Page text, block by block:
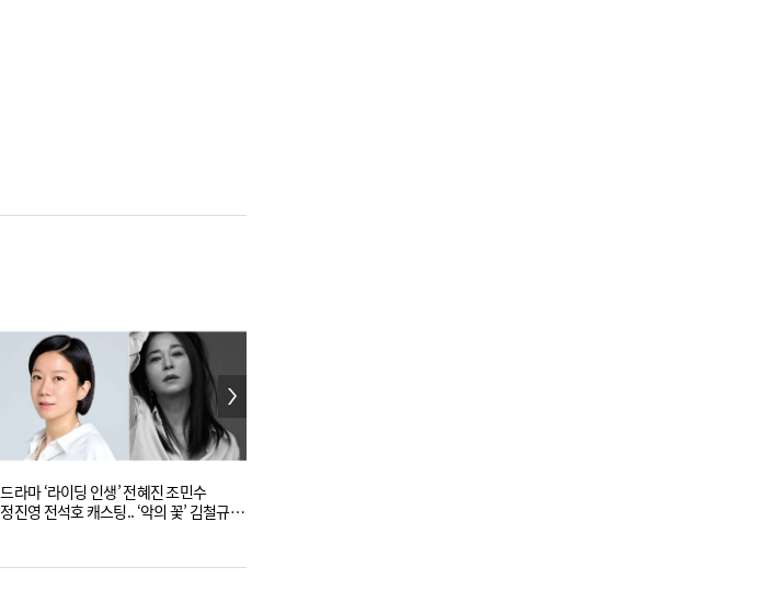
드라마 ‘라이딩 인생’ 전혜진 조민수
정진영 전석호 캐스팅.. ‘악의 꽃’ 김철규